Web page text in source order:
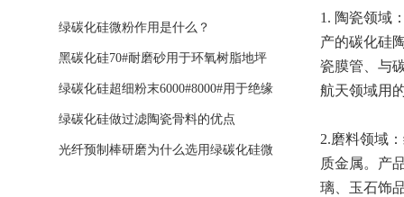
绿碳化硅微粉作用是什么？
黑碳化硅70#耐磨砂用于环氧树脂地坪
骨料的特点有哪些？
绿碳化硅超细粉末6000#8000#用于绝缘
涂料的优点
绿碳化硅做过滤陶瓷骨料的优点
光纤预制棒研磨为什么选用绿碳化硅微
1. 陶瓷领域
产的碳化硅
瓷膜管、与
航天领域用
2.磨料领域
质金属。产
璃、玉石饰